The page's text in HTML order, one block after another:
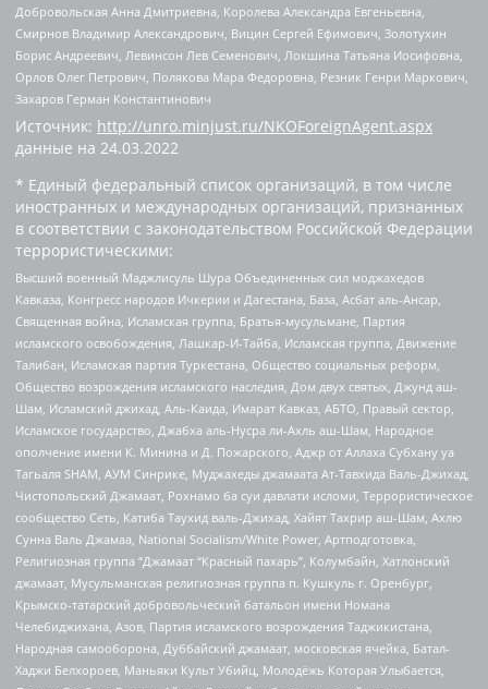
Добровольская Анна Дмитриевна, Королева Александра Евгеньевна,
Смирнов Владимир Александрович, Вицин Сергей Ефимович, Золотухин
Борис Андреевич, Левинсон Лев Семенович, Локшина Татьяна Иосифовна,
Орлов Олег Петрович, Полякова Мара Федоровна, Резник Генри Маркович,
Захаров Герман Константинович
Источник: http://unro.minjust.ru/NKOForeignAgent.aspx
данные на 24.03.2022
* Единый федеральный список организаций, в том числе
иностранных и международных организаций, признанных
в соответствии с законодательством Российской Федерации
террористическими:
Высший военный Маджлисуль Шура Объединенных сил моджахедов
Кавказа, Конгресс народов Ичкерии и Дагестана, База, Асбат аль-Ансар,
Священная война, Исламская группа, Братья-мусульмане, Партия
исламского освобождения, Лашкар-И-Тайба, Исламская группа, Движение
Талибан, Исламская партия Туркестана, Общество социальных реформ,
Общество возрождения исламского наследия, Дом двух святых, Джунд аш-
Шам, Исламский джихад, Аль-Каида, Имарат Кавказ, АБТО, Правый сектор,
Исламское государство, Джабха аль-Нусра ли-Ахль аш-Шам, Народное
ополчение имени К. Минина и Д. Пожарского, Аджр от Аллаха Субхану уа
Тагьаля SHAM, АУМ Синрике, Муджахеды джамаата Ат-Тавхида Валь-Джихад,
Чистопольский Джамаат, Рохнамо ба суи давлати исломи, Террористическое
сообщество Сеть, Катиба Таухид валь-Джихад, Хайят Тахрир аш-Шам, Ахлю
Сунна Валь Джамаа, National Socialism/White Power, Артподготовка,
Религиозная группа “Джамаат “Красный пахарь”, Колумбайн, Хатлонский
джамаат, Мусульманская религиозная группа п. Кушкуль г. Оренбург,
Крымско-татарский добровольческий батальон имени Номана
Челебиджихана, Азов, Партия исламского возрождения Таджикистана,
Народная самооборона, Дуббайский джамаат, московская ячейка, Батал-
Хаджи Белхороев, Маньяки Культ Убийц, Молодёжь Которая Улыбается,